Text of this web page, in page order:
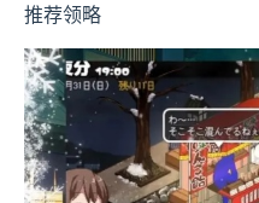
推荐领略